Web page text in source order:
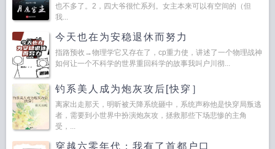
也不多了。2，四大爷很忙系列。女主本来可以有空间的（但
我...
今天也在为安稳退休而努力
指路预收→物理学它又存在了，cp重力使，讲述了一个物理战神
如何让一个不科学的世界重回科学的故事我叫户川彻...
钓系美人成为炮灰攻后[快穿］
离家出走那天，明昕被天降系统砸中，系统声称他是快穿局叛逃
者，需要到小世界中扮演炮灰攻，拯救那些下场悲惨的主角
受，...
穿越六零年代：我有了首都户口